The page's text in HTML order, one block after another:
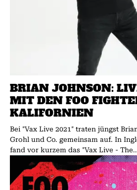
BRIAN JOHNSON:
MIT DEN FOO
KALIFORNIEN
Bei "Vax Live 2021" traten jüngst
Grohl und Co. gemeinsam auf. In Inglewood, Kalifornien
fand vor kurzem das "Vax Live -